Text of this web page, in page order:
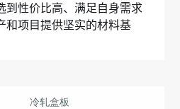
到性价比高、满足自身需求
和项目提供坚实的材料基
冷轧盒板